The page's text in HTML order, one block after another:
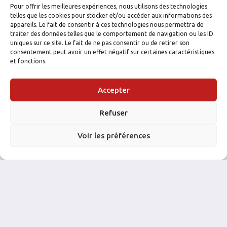
Pour offrir les meilleures expériences, nous utilisons des technologies
telles que les cookies pour stocker et/ou accéder aux informations des
appareils. Le fait de consentir à ces technologies nous permettra de
traiter des données telles que le comportement de navigation ou les ID
uniques sur ce site. Le fait de ne pas consentir ou de retirer son
consentement peut avoir un effet négatif sur certaines caractéristiques
et fonctions.
Accepter
Refuser
Voir les préférences
14 août 2024 23 h 10 M9
Drummondville
Les bakers Devils
30 juillet 2024 00 h 05 M9
Drummondville
Les bakers La